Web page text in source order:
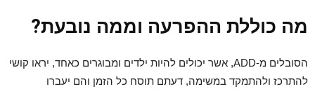
מה כוללת ההפרעה וממה נובעת?
הסובלים מ-ADD, אשר יכולים להיות ילדים ומבוגרים כאחד, יראו קושי
להתרכז ולהתמקד במשימה, דעתם תוסח כל הזמן והם יעברו